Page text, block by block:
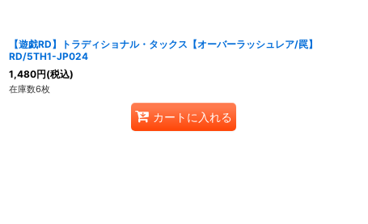
【遊戯RD】トラディショナル・タックス【オーバーラッシュレア/罠】
RD/5TH1-JP024
1,480円(税込)
在庫数6枚
カートに入れる